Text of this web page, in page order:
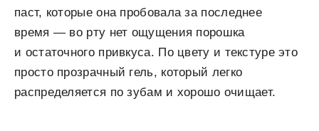
паст, которые она пробовала за последнее
время — во рту нет ощущения порошка
и остаточного привкуса. По цвету и текстуре это
просто прозрачный гель, который легко
распределяется по зубам и хорошо очищает.